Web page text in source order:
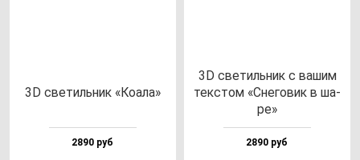
3D све­тиль­ник «Коала»
2890 руб
3D све­тиль­ник с ва­шим
тек­стом «Сне­го­вик в ша­
ре»
2890 руб